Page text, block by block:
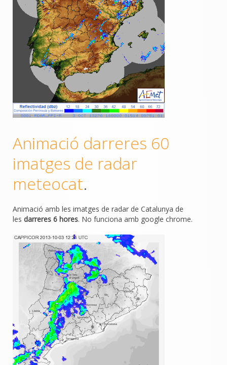
Animació darreres 60
imatges de radar
meteocat.
Animació amb les imatges de radar de Catalunya de
les darreres 6 hores. No funciona amb google chrome.